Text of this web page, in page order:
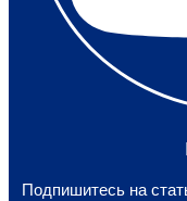
Подпишитесь на